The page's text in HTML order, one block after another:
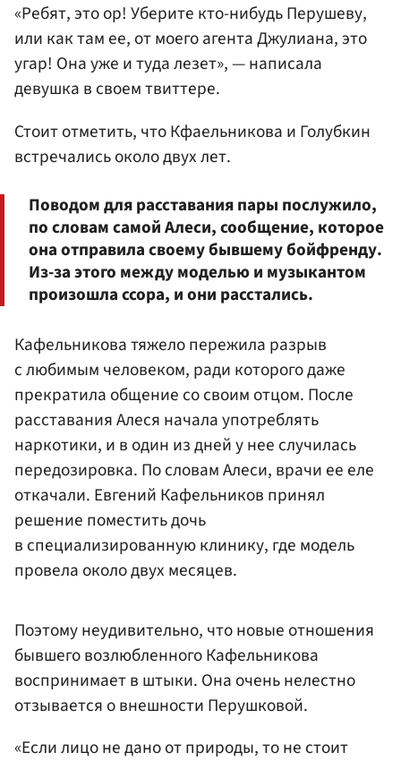
«Ребят, это ор! Уберите кто-нибудь Перушеву,
или как там ее, от моего агента Джулиана, это
угар! Она уже и туда лезет», — написала
девушка в своем твиттере.
Стоит отметить, что Кфаельникова и Голубкин
встречались около двух лет.
Поводом для расставания пары послужило,
по словам самой Алеси, сообщение, которое
она отправила своему бывшему бойфренду.
Из-за этого между моделью и музыкантом
произошла ссора, и они расстались.
Кафельникова тяжело пережила разрыв
с любимым человеком, ради которого даже
прекратила общение со своим отцом. После
расставания Алеся начала употреблять
наркотики, и в один из дней у нее случилась
передозировка. По словам Алеси, врачи ее еле
откачали. Евгений Кафельников принял
решение поместить дочь
в специализированную клинику, где модель
провела около двух месяцев.
Поэтому неудивительно, что новые отношения
бывшего возлюбленного Кафельникова
воспринимает в штыки. Она очень нелестно
отзывается о внешности Перушковой.
«Если лицо не дано от природы, то не стоит